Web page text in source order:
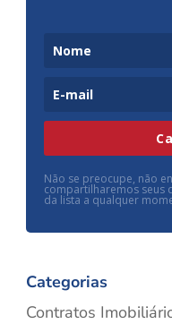
Não se preocupe, não
compartilharemos seus
da lista a qualquer
Categorias
Contratos